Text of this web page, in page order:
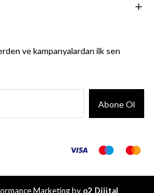
ve kampanyalardan ilk sen
Abone Ol
Marketing by o2 Dijital